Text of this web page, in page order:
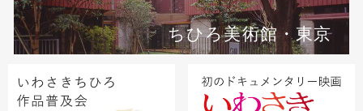
ちひろ美術館・東京